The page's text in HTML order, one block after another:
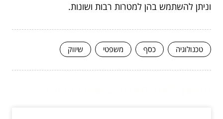
וניתן להשתמש בהן למטרות רבות ושונות.
טכנולוגיה כסף משפטי שיווק